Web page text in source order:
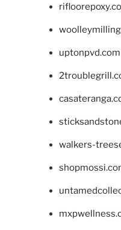
uptonpvd.com
walkers-